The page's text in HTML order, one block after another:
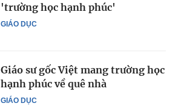
GIÁO DỤC
'trường học hạnh phúc'
GIÁO DỤC
Giáo sư gốc Việt mang trường học
hạnh phúc về quê nhà